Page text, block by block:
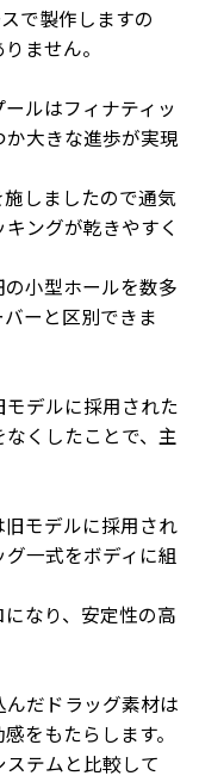
で製作しますの
ません。
ルはフィナティッ
大きな進歩が実現
しましたので通気
ングが乾きやすく
小型ホールを数多
ーと区別できま
デルに採用された
くしたことで、主
モデルに採用され
一式をボディに組
なり、安定性の高
だドラッグ素材は
をもたらします。
テムと比較して